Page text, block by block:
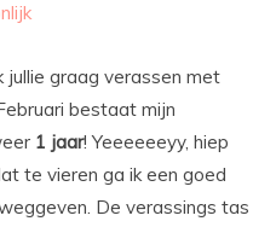
jullie graag verassen met
bestaat mijn
1 jaar! Yeeeeeeyy, hiep
te vieren ga ik een goed
De verassings tas